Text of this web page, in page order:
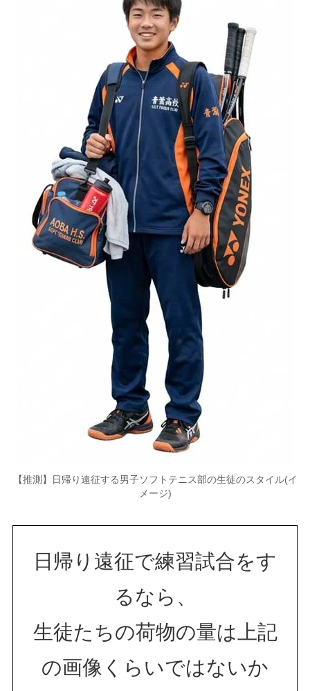
【推測】日帰り遠征する男子ソフトテニス部の生徒のスタイル(イ
メージ)
日帰り遠征で練習試合をす
るなら、
生徒たちの荷物の量は上記
の画像くらいではないか